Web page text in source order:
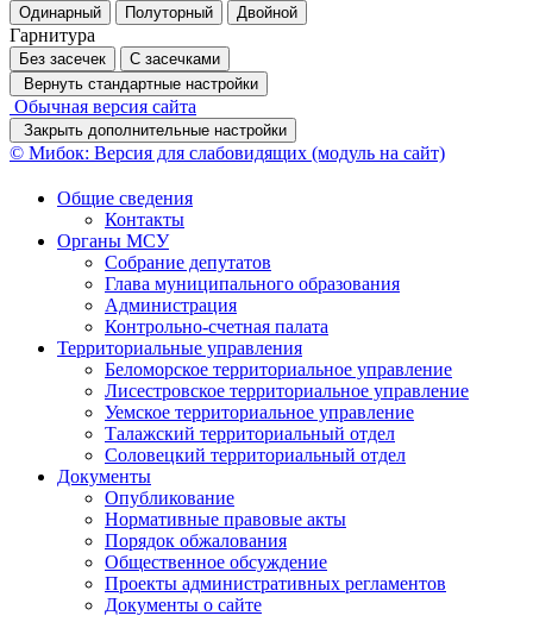
Одинарный Полуторный Двойной
Гарнитура
Без засечек
С засечками
Вернуть стандартные настройки
Обычная версия сайта
Закрыть дополнительные настройки
© Мибок: Версия для слабовидящих (модуль на сайт)
Общие сведения
Контакты
Органы МСУ
Собрание депутатов
Глава муниципального образования
Администрация
Контрольно-счетная палата
Территориальные управления
Беломорское территориальное управление
Лисестровское территориальное управление
Уемское территориальное управление
Талажский территориальный отдел
Соловецкий территориальный отдел
Документы
Опубликование
Нормативные правовые акты
Порядок обжалования
Общественное обсуждение
Проекты административных регламентов
Документы о сайте